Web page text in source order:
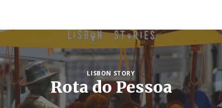
LISBON STORY
Rota do Pessoa